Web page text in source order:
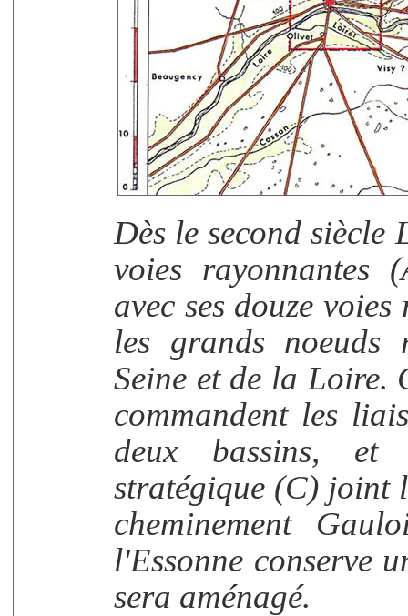
Dès le second siècle
voies rayonnantes
avec ses douze
les grands noeuds
Seine et de la Loire.
commandent les
deux bassins,
stratégique (C) joint
cheminement
l'Essonne conserve
sera aménagé.